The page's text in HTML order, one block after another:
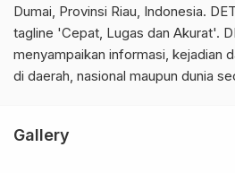
Dumai, Provinsi Riau, Indonesia.
tagline 'Cepat, Lugas dan Akurat'.
menyampaikan informasi, kejadian
di daerah, nasional maupun dunia
Gallery